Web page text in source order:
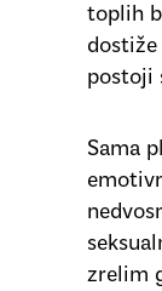
toplih
postoji
Sama
zrelim